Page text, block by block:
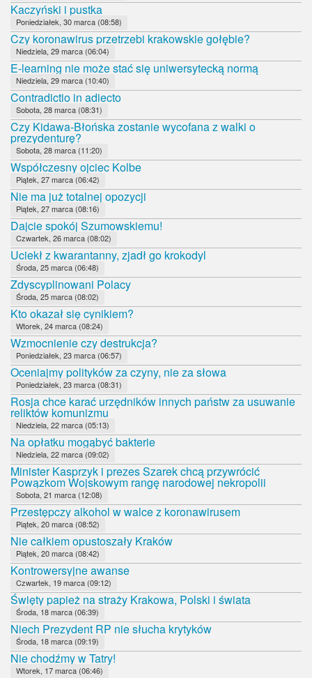
Kaczyński i pustka
Poniedziałek, 30 marca (08:58)
Czy koronawirus przetrzebi krakowskie gołębie?
Niedziela, 29 marca (06:04)
E-learning nie może stać się uniwersytecką normą
Niedziela, 29 marca (10:40)
Contradictio in adiecto
Sobota, 28 marca (08:31)
Czy Kidawa-Błońska zostanie wycofana z walki o
prezydenturę?
Sobota, 28 marca (11:20)
Współczesny ojciec Kolbe
Piątek, 27 marca (06:42)
Nie ma już totalnej opozycji
Piątek, 27 marca (08:16)
Dajcie spokój Szumowskiemu!
Czwartek, 26 marca (08:02)
Uciekł z kwarantanny, zjadł go krokodyl
Środa, 25 marca (06:48)
Zdyscyplinowani Polacy
Środa, 25 marca (08:02)
Kto okazał się cynikiem?
Wtorek, 24 marca (08:24)
Wzmocnienie czy destrukcja?
Poniedziałek, 23 marca (06:57)
Oceniajmy polityków za czyny, nie za słowa
Poniedziałek, 23 marca (08:31)
Rosja chce karać urzędników innych państw za usuwanie
reliktów komunizmu
Niedziela, 22 marca (05:13)
Na opłatku mogąbyć bakterie
Niedziela, 22 marca (09:02)
Minister Kasprzyk i prezes Szarek chcą przywrócić
Powązkom Wojskowym rangę narodowej nekropolii
Sobota, 21 marca (12:08)
Przestępczy alkohol w walce z koronawirusem
Piątek, 20 marca (08:52)
Nie całkiem opustoszały Kraków
Piątek, 20 marca (08:42)
Kontrowersyjne awanse
Czwartek, 19 marca (09:12)
Święty papież na straży Krakowa, Polski i świata
Środa, 18 marca (06:39)
Niech Prezydent RP nie słucha krytyków
Środa, 18 marca (09:19)
Nie chodźmy w Tatry!
Wtorek, 17 marca (06:46)